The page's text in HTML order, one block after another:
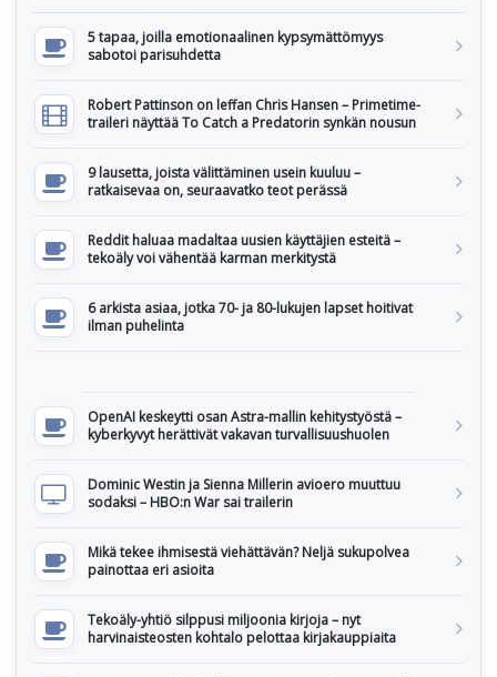
5 tapaa, joilla emotionaalinen kypsymättömyys
sabotoi parisuhdetta
Robert Pattinson on leffan Chris Hansen – Primetime-
traileri näyttää To Catch a Predatorin synkän nousun
9 lausetta, joista välittäminen usein kuuluu –
ratkaisevaa on, seuraavatko teot perässä
Reddit haluaa madaltaa uusien käyttäjien esteitä –
tekoäly voi vähentää karman merkitystä
6 arkista asiaa, jotka 70- ja 80-lukujen lapset hoitivat
ilman puhelinta
OpenAI keskeytti osan Astra-mallin kehitystyöstä –
kyberkyvyt herättivät vakavan turvallisuushuolen
Dominic Westin ja Sienna Millerin avioero muuttuu
sodaksi – HBO:n War sai trailerin
Mikä tekee ihmisestä viehättävän? Neljä sukupolvea
painottaa eri asioita
Tekoäly-yhtiö silppusi miljoonia kirjoja – nyt
harvinaisteosten kohtalo pelottaa kirjakauppiaita